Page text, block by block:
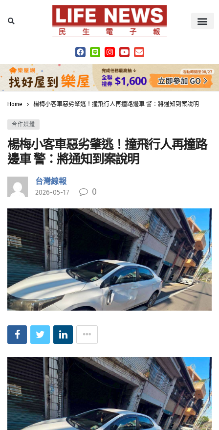
Home 楊梅小客車惡劣肇逃！撞飛行人再撞路邊車 警：將通知到案說明
合作媒體
楊梅小客車惡劣肇逃！撞飛行人再撞路
邊車 警：將通知到案說明
台灣線報
2026-05-17 0